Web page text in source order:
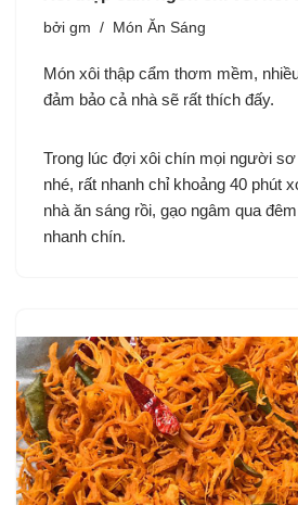
bởi gm Món Ăn Sáng
Món xôi thập cẩm thơm mềm,
đảm bảo cả nhà sẽ rất thích đấy.
Trong lúc đợi xôi chín mọi người
nhé, rất nhanh chỉ khoảng 40 phút
nhà ăn sáng rồi, gạo ngâm qua
nhanh chín.